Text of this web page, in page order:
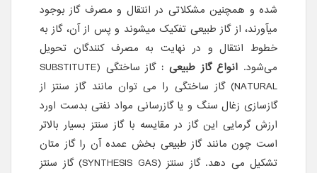
شده و همچنین مشکلاتی در انتقال و مصرف گاز بوجود
میآورند، از گاز طبیعی تفکیک میشوند و پس از آن، گاز به
خطوط انتقال و در نهایت به مصرف کنندگان تحویل
می‌شود. انواع گاز طبیعی :
گاز ساختگی (SUBSTITUTE
NATURAL) گاز ساختگی را می توان مانند گاز سنتز از
گازسازی زغال سنگ و یا گازرسانی مواد نفتی بدست اورد
ارزش گرمایی این گاز در مقایسه با گاز سنتز بسیار بالاتر
است چون مانند گاز طبیعی بخش عمده آن را گاز متان
تشکیل می دهد. گاز سنتز (SYNTHESIS GAS) گاز سنتز